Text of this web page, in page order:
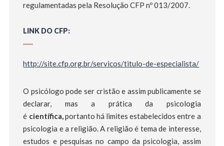
regulamentadas pela Resolução CFP nº 013/2007.
LINK DO CFP:
http://site.cfp.org.br/servicos/titulo-de-especialista/
O psicólogo pode ser cristão e assim publicamente se
declarar, mas a prática da psicologia
é científica,portanto há limites estabelecidos entre a
psicologia e a religião. A religião é tema de interesse,
estudos e pesquisas no campo da psicologia, assim